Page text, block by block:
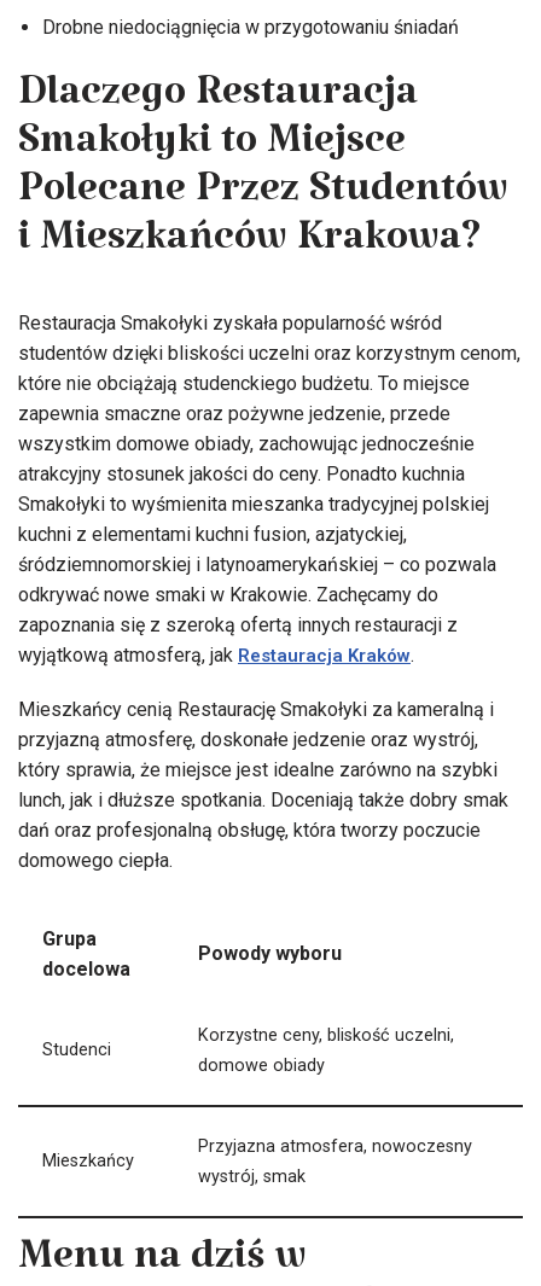
Drobne niedociągnięcia w przygotowaniu śniadań
Dlaczego Restauracja
Smakołyki to Miejsce
Polecane Przez Studentów
i Mieszkańców Krakowa?
Restauracja Smakołyki zyskała popularność wśród
studentów dzięki bliskości uczelni oraz korzystnym cenom,
które nie obciążają studenckiego budżetu. To miejsce
zapewnia smaczne oraz pożywne jedzenie, przede
wszystkim domowe obiady, zachowując jednocześnie
atrakcyjny stosunek jakości do ceny. Ponadto kuchnia
Smakołyki to wyśmienita mieszanka tradycyjnej polskiej
kuchni z elementami kuchni fusion, azjatyckiej,
śródziemnomorskiej i latynoamerykańskiej – co pozwala
odkrywać nowe smaki w Krakowie. Zachęcamy do
zapoznania się z szeroką ofertą innych restauracji z
wyjątkową atmosferą, jak Restauracja Kraków.
Mieszkańcy cenią Restaurację Smakołyki za kameralną i
przyjazną atmosferę, doskonałe jedzenie oraz wystrój,
który sprawia, że miejsce jest idealne zarówno na szybki
lunch, jak i dłuższe spotkania. Doceniają także dobry smak
dań oraz profesjonalną obsługę, która tworzy poczucie
domowego ciepła.
Grupa
docelowa
Powody wyboru
Studenci
Korzystne ceny, bliskość uczelni,
domowe obiady
Mieszkańcy
Przyjazna atmosfera, nowoczesny
wystrój, smak
Menu na dziś w